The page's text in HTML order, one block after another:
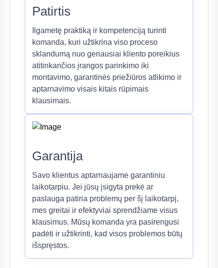
Patirtis
Ilgametę praktiką ir kompetenciją turinti
komanda, kuri užtikrina viso proceso
sklandumą nuo geriausiai kliento poreikius
atitinkančios įrangos parinkimo iki
montavimo, garantinės priežiūros atlikimo ir
aptarnavimo visais kitais rūpimais
klausimais.
Garantija
Savo klientus aptarnaujame garantiniu
laikotarpiu. Jei jūsų įsigyta prekė ar
paslauga patiria problemų per šį laikotarpį,
mes greitai ir efektyviai sprendžiame visus
klausimus. Mūsų komanda yra pasirengusi
padėti ir užtikrinti, kad visos problemos būtų
išspręstos.